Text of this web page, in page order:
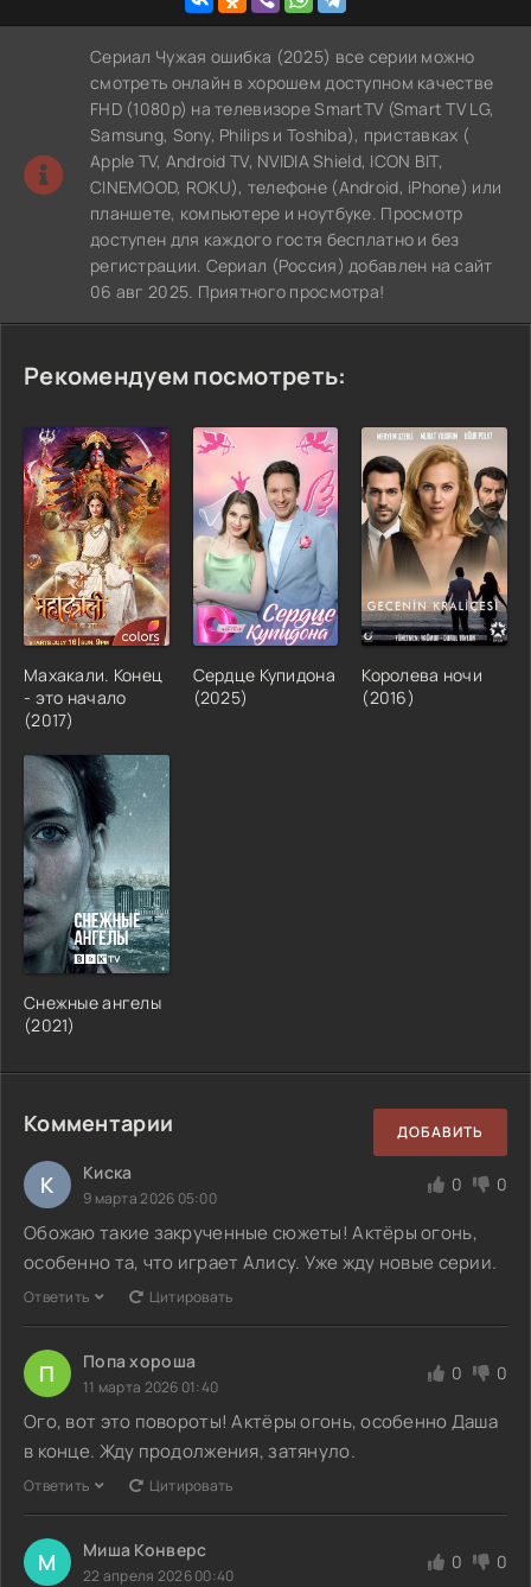
Сериал Чужая ошибка (2025) все серии можно
смотреть онлайн в хорошем доступном качестве
FHD (1080p) на телевизоре SmartTV (Smart TV LG,
Samsung, Sony, Philips и Toshiba), приставках (
Apple TV, Android TV, NVIDIA Shield, ICON BIT,
CINEMOOD, ROKU), телефоне (Android, iPhone) или
планшете, компьютере и ноутбуке. Просмотр
доступен для каждого гостя бесплатно и без
регистрации. Сериал (Россия) добавлен на сайт
06 авг 2025. Приятного просмотра!
Рекомендуем посмотреть:
Махакали. Конец
- это начало
(2017)
Сердце Купидона
(2025)
Королева ночи
(2016)
Снежные ангелы
(2021)
Комментарии ДОБАВИТЬ
К Киска
9 марта 2026 05:00
0 0
Обожаю такие закрученные сюжеты! Актёры огонь,
особенно та, что играет Алису. Уже жду новые серии.
Ответить Цитировать
П Попа хороша
11 марта 2026 01:40
0 0
Ого, вот это повороты! Актёры огонь, особенно Даша
в конце. Жду продолжения, затянуло.
Ответить Цитировать
М Миша Конверс
22 апреля 2026 00:40
0 0